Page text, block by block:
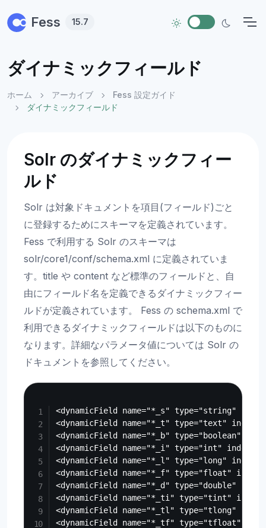
Fess 15.7
ダイナミックフィールド
ホーム アーカイブ
Fess 設定ガイド
ダイナミックフィールド
Solr のダイナミックフィー
ルド
Solr は対象ドキュメントを項目(フィールド)ごと
に登録するためにスキーマを定義されています。
Fess で利用する Solr のスキーマは
solr/core1/conf/schema.xml に定義されていま
す。title や content など標準のフィールドと、自
由にフィールド名を定義できるダイナミックフィー
ルドが定義されています。 Fess の schema.xml で
利用できるダイナミックフィールドは以下のものに
なります。詳細なパラメータ値については Solr の
ドキュメントを参照してください。
<dynamicField name="*_s" type="string"
<dynamicField name="*_t" type="text"
<dynamicField name="*_b" type="boolean"
<dynamicField name="*_i" type="int"
<dynamicField name="*_l" type="long"
<dynamicField name="*_f" type="float"
<dynamicField name="*_d" type="double"
<dynamicField name="*_ti" type="tint"
<dynamicField name="*_tl" type="tlong"
<dynamicField name="*_tf" type="tfloat"